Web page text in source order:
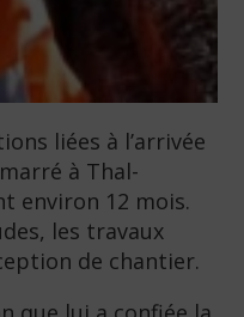
liées à l’arrivée
à Thal-
environ 12 mois.
les travaux
de chantier.